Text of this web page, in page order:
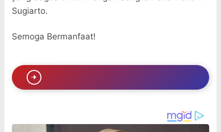
Sugiarto.
Semoga Bermanfaat!